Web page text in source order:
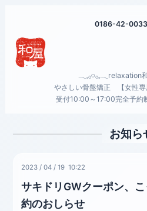
0186-42-0033
𓂃𓈒𓂂𓏸𓂂𓈒𓂃relaxation
やさしい骨盤矯正 【女性
受付10:00～17:00完全予約
お知ら
2023 /04 /19 10:22
サキドリGWクーポン、
約のおしらせ